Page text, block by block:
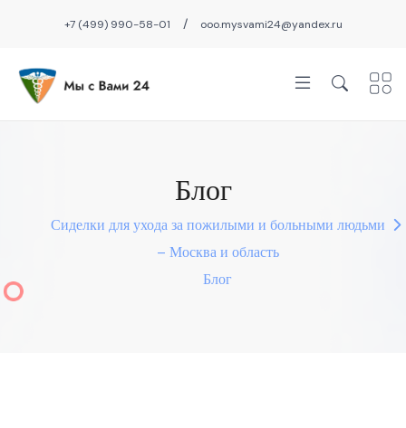
+7 (499) 990-58-01 / ooo.mysvami24@yandex.ru
Блог
Сиделки для ухода за пожилыми и больными людьми
– Москва и область
Блог